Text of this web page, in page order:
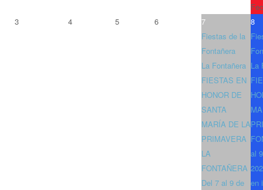
3
4 5 6
7
Fiestas de la
Fontañera
La Fontañera
FIESTAS EN
HONOR DE
SANTA
MARÍA DE LA
PRIMAVERA
LA
FONTAÑERA
Del 7 al 9 de
8
La
al
en